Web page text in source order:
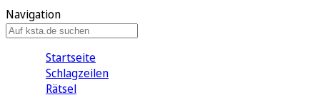
Navigation
Startseite
Schlagzeilen
Rätsel